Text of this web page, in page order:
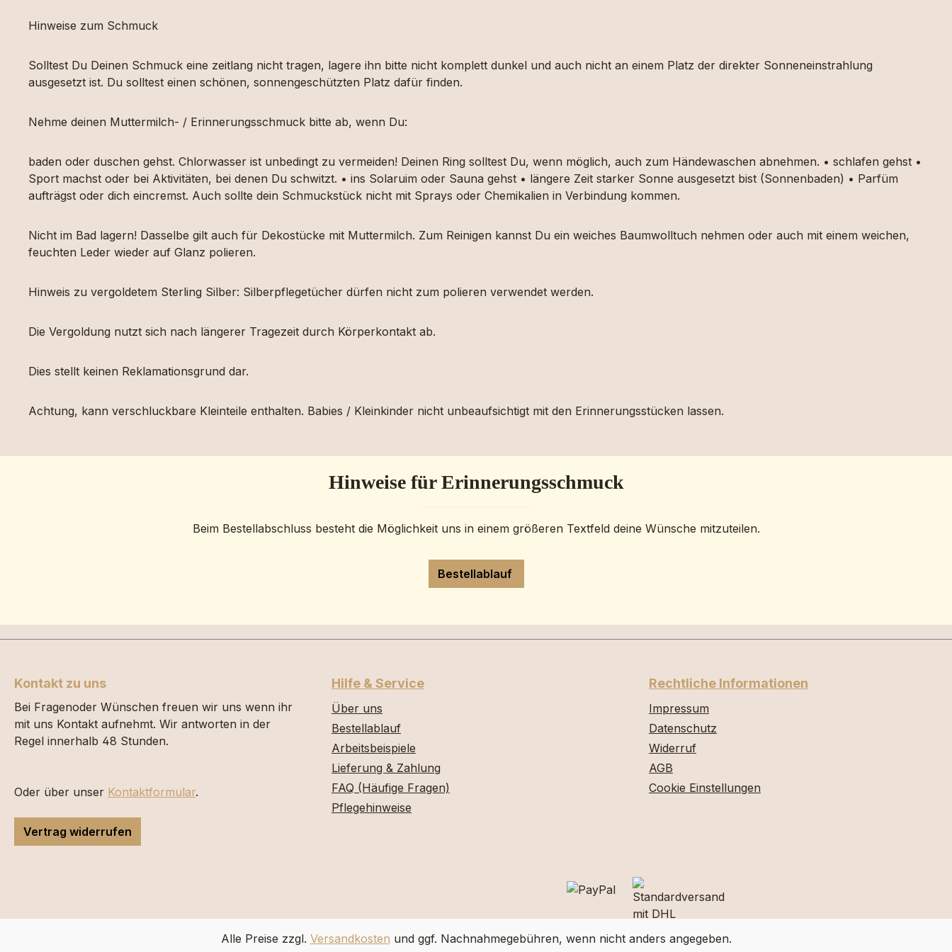
Hinweise zum Schmuck
Solltest Du Deinen Schmuck eine zeitlang nicht tragen, lagere ihn bitte nicht komplett dunkel und auch nicht an einem Platz der direkter Sonneneinstrahlung
ausgesetzt ist. Du solltest einen schönen, sonnengeschützten Platz dafür finden.
Nehme deinen Muttermilch- / Erinnerungsschmuck bitte ab, wenn Du:
baden oder duschen gehst. Chlorwasser ist unbedingt zu vermeiden! Deinen Ring solltest Du, wenn möglich, auch zum Händewaschen abnehmen. • schlafen gehst •
Sport machst oder bei Aktivitäten, bei denen Du schwitzt. • ins Solaruim oder Sauna gehst • längere Zeit starker Sonne ausgesetzt bist (Sonnenbaden) • Parfüm
aufträgst oder dich eincremst. Auch sollte dein Schmuckstück nicht mit Sprays oder Chemikalien in Verbindung kommen.
Nicht im Bad lagern! Dasselbe gilt auch für Dekostücke mit Muttermilch. Zum Reinigen kannst Du ein weiches Baumwolltuch nehmen oder auch mit einem weichen,
feuchten Leder wieder auf Glanz polieren.
Hinweis zu vergoldetem Sterling Silber: Silberpflegetücher dürfen nicht zum polieren verwendet werden.
Die Vergoldung nutzt sich nach längerer Tragezeit durch Körperkontakt ab.
Dies stellt keinen Reklamationsgrund dar.
Achtung, kann verschluckbare Kleinteile enthalten. Babies / Kleinkinder nicht unbeaufsichtigt mit den Erinnerungsstücken lassen.
Hinweise für Erinnerungsschmuck
Beim Bestellabschluss besteht die Möglichkeit uns in einem größeren Textfeld deine Wünsche mitzuteilen.
Bestellablauf
Kontakt zu uns
Bei Fragenoder Wünschen freuen wir uns wenn ihr
mit uns Kontakt aufnehmt. Wir antworten in der
Regel innerhalb 48 Stunden.
Oder über unser Kontaktformular.
Vertrag widerrufen
Hilfe & Service
Über uns
Bestellablauf
Arbeitsbeispiele
Lieferung & Zahlung
FAQ (Häufige Fragen)
Pflegehinweise
Rechtliche Informationen
Impressum
Datenschutz
Widerruf
AGB
Cookie Einstellungen
Alle Preise zzgl. Versandkosten und ggf. Nachnahmegebühren, wenn nicht anders angegeben.